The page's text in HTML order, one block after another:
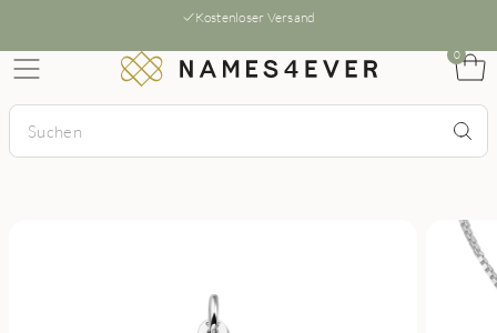
Kostenloser Versand
0